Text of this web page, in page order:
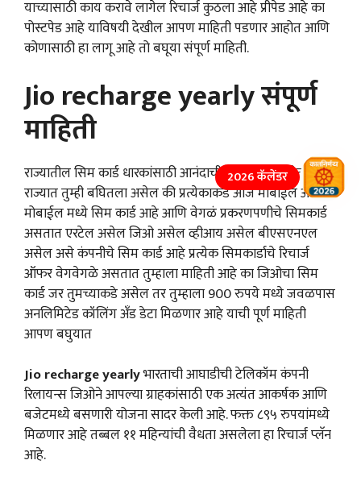
याच्यासाठी काय करावे लागेल रिचार्ज कुठला आहे प्रीपेड आहे का
पोस्टपेड आहे याविषयी देखील आपण माहिती पडणार आहोत आणि
कोणासाठी हा लागू आहे तो बघूया संपूर्ण माहिती.
Jio recharge yearly संपूर्ण
माहिती
राज्यातील सिम कार्ड धारकांसाठी आनंदाची बातमी समोर येत आहे.
राज्यात तुम्ही बघितला असेल की प्रत्येकाकडे आज मोबाईल आहे
मोबाईल मध्ये सिम कार्ड आहे आणि वेगळं प्रकरणपणीचे सिमकार्ड
असतात एरटेल असेल जिओ असेल व्हीआय असेल बीएसएनएल
असेल असे कंपनीचे सिम कार्ड आहे प्रत्येक सिमकार्डाचे रिचार्ज
ऑफर वेगवेगळे असतात तुम्हाला माहिती आहे का जिओचा सिम
कार्ड जर तुमच्याकडे असेल तर तुम्हाला 900 रुपये मध्ये जवळपास
अनलिमिटेड कॉलिंग अँड डेटा मिळणार आहे याची पूर्ण माहिती
आपण बघुयात
Jio recharge yearlyभारताची आघाडीची टेलिकॉम कंपनी
रिलायन्स जिओने आपल्या ग्राहकांसाठी एक अत्यंत आकर्षक आणि
बजेटमध्ये बसणारी योजना सादर केली आहे. फक्त ८९५ रुपयांमध्ये
मिळणार आहे तब्बल ११ महिन्यांची वैधता असलेला हा रिचार्ज प्लॅन
आहे.
2026 कॅलेंडर